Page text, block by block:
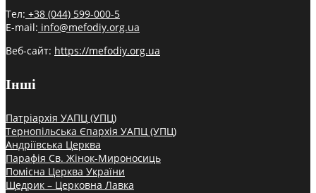
Тел: +38 (044) 599-000-5
E-mail: info@mefodiy.org.ua
Веб-сайт: https://mefodiy.org.ua
Інші
Патріархія УАПЦ (УПЦ)
Тернопільська Єпархія УАПЦ (УПЦ)
Андріївська Церква
Парафія Св. Жінок-Мироносиць
Помісна Церква України
Щедрик – Церковна Лавка